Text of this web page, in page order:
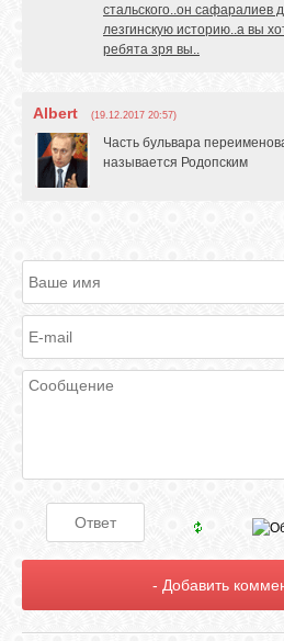
стальского..он сафаралиев
лезгинскую историю..а вы
ребята зря вы..
Albert (19.12.2017 20:57)
Часть бульвара
называется Родопским